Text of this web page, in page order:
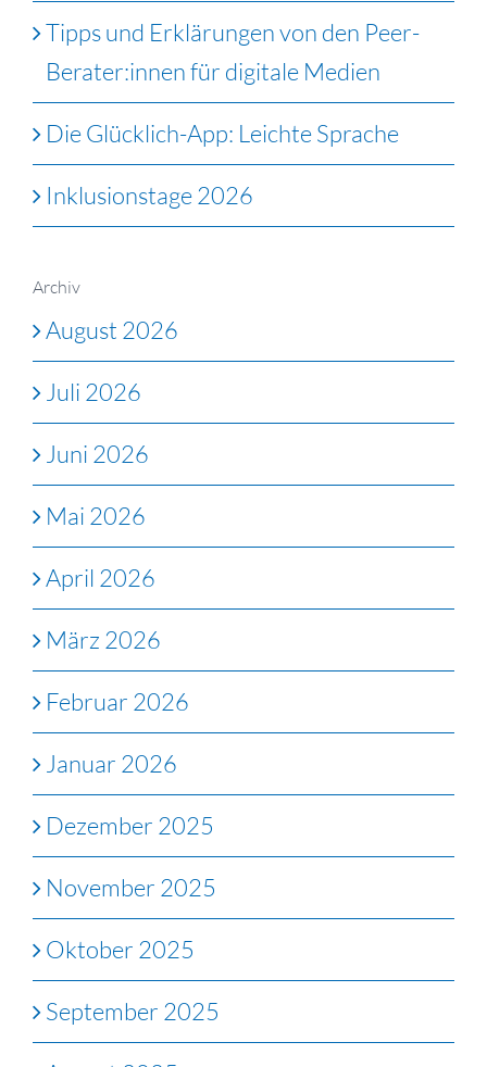
Tipps und Erklärungen von den Peer-
Berater:innen für digitale Medien
Die Glücklich-App: Leichte Sprache
Inklusionstage 2026
Archiv
August 2026
Juli 2026
Juni 2026
Mai 2026
April 2026
März 2026
Februar 2026
Januar 2026
Dezember 2025
November 2025
Oktober 2025
September 2025